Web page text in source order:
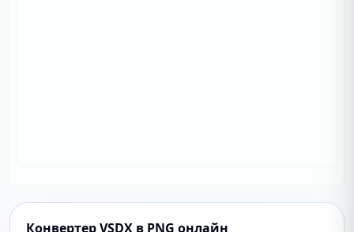
Конвертер VSDX в PNG онлайн